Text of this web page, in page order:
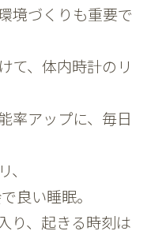
境づくりも重要で
て、体内時計のリ
率アップに、毎日
良い睡眠。
り、起きる時刻は